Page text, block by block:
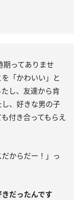
期ってありませ
「かわいい」と
し、友達から肯
、好きな男の子
付き合ってもらえ
からだー！」っ
だったんです